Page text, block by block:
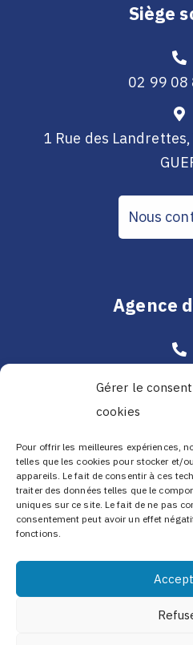
Gérer le
cookies
Pour offrir les meilleures expériences,
telles que les cookies pour stocker et/
appareils. Le fait de consentir à ces
traiter des données telles que le
uniques sur ce site. Le fait de ne pas
consentement peut avoir un effet
fonctions.
Siège
02 99 08
1 Rue des
Nous
Agence
57410 PETIT-